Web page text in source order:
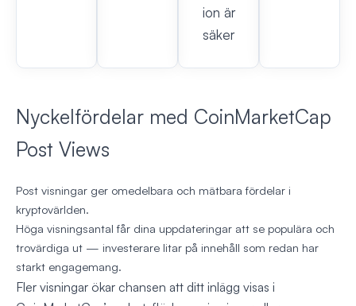
ion är
säker
Nyckelfördelar med CoinMarketCap
Post Views
Post visningar ger omedelbara och mätbara fördelar i
kryptovärlden.
Höga visningsantal får dina uppdateringar att se populära och
trovärdiga ut — investerare litar på innehåll som redan har
starkt engagemang.
Fler visningar ökar chansen att ditt inlägg visas i